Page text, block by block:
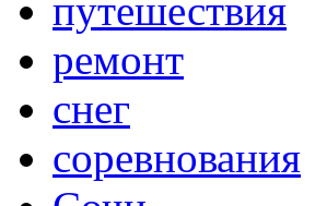
путешествия
ремонт
снег
соревнования